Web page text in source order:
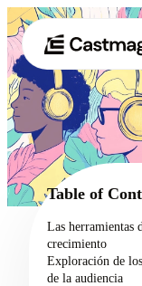
01
02 Casos
Precios
Acerca
Table of
Las herramientas
crecimiento
Exploración de
de la audiencia